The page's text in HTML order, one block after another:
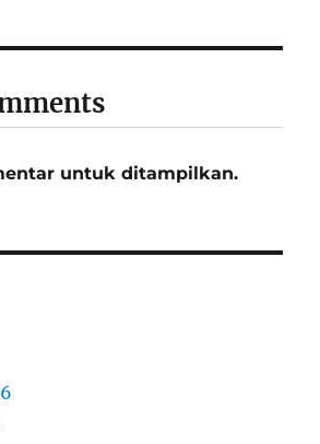
untuk ditampilkan.